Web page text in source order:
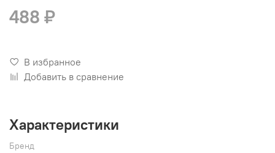
488 ₽
В избранное
Добавить в сравнение
Характеристики
Бренд